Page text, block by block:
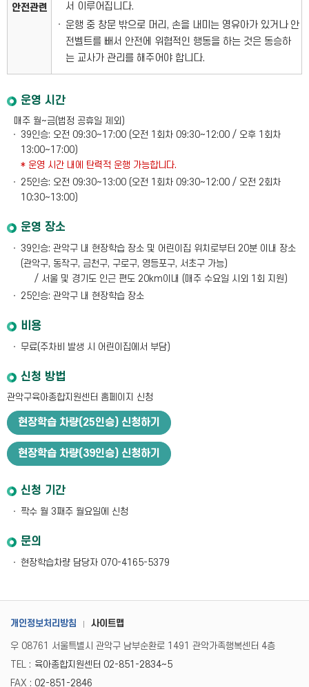
안전관련
서 이루어집니다.
운행 중 창문 밖으로 머리, 손을 내미는 영유아가 있거나 안
전벨트를 빼서 안전에 위협적인 행동을 하는 것은 동승하
는 교사가 관리를 해주어야 합니다.
운영 시간
매주 월~금(법정 공휴일 제외)
39인승: 오전 09:30~17:00 (오전 1회차 09:30~12:00 / 오후 1회차
13:00~17:00)
* 운영 시간 내에 탄력적 운행 가능합니다.
25인승: 오전 09:30~13:00 (오전 1회차 09:30~12:00 / 오전 2회차
10:30~13:00)
운영 장소
39인승: 관악구 내 현장학습 장소 및 어린이집 위치로부터 20분 이내 장소
(관악구, 동작구, 금천구, 구로구, 영등포구, 서초구 가능)
/ 서울 및 경기도 인근 편도 20km이내 (매주 수요일 시외 1회 지원)
25인승: 관악구 내 현장학습 장소
비용
무료(주차비 발생 시 어린이집에서 부담)
신청 방법
관악구육아종합지원센터 홈페이지 신청
현장학습 차량(25인승) 신청하기
현장학습 차량(39인승) 신청하기
신청 기간
짝수 월 3째주 월요일에 신청
문의
현장학습차량 담당자 070-4165-5379
개인정보처리방침 사이트맵
우 08761 서울특별시 관악구 남부순환로 1491 관악가족행복센터 4층
TEL : 육아종합지원센터 02-851-2834~5
FAX : 02-851-2846